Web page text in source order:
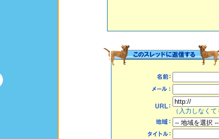
（入力しなく